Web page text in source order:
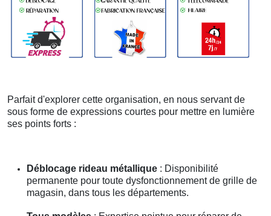
Parfait d'explorer cette organisation, en nous servant de
sous forme de expressions courtes pour mettre en lumière
ses points forts :
Déblocage rideau métallique : Disponibilité
permanente pour toute dysfonctionnement de grille de
magasin, dans tous les départements.